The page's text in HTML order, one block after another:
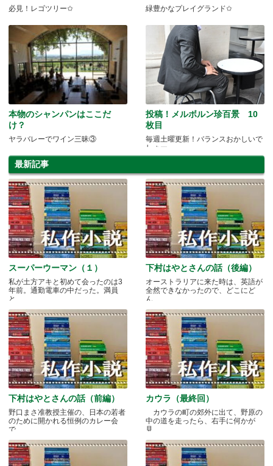
必見！レゴツリー✩ 緑豊かなプレイグランド✩
本物のシャンパンはここだ
け？
ヤラバレーでワイン三昧③
投稿！メルボルン珍百景 10
枚目
毎週土曜更新！バランスおかしいで
しょー。。。
最新記事
スーパーウーマン（１）
私が土方アキと初めて会ったのは3
年前。通勤電車の中だった。満員
と.....
下村はやとさんの話（後編）
オーストラリアに来た時は、英語が
全然できなかったので、どこにど
ん.....
下村はやとさんの話（前編）
野口まさ准教授主催の、日本の若者
のために開かれる恒例のカレー会
で.....
カウラ（最終回）
カウラの町の郊外に出て、野原の
中の道を走ったら、右手に何かが
見.....